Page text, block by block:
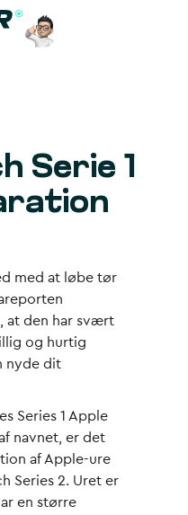
Serie 1
med at løbe tør
at den har svært
og hurtig
nyde dit
Series 1 Apple
navnet, er det
af Apple-ure
Series 2. Uret er
en større